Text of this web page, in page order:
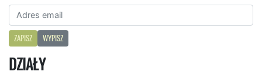
ZAPISZ WYPISZ
DZIAŁY